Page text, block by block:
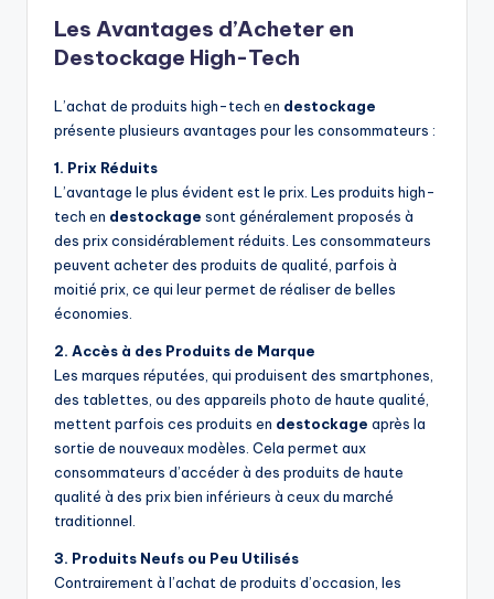
Les Avantages d’Acheter en
Destockage High-Tech
L’achat de produits high-tech en destockage
présente plusieurs avantages pour les consommateurs :
1. Prix Réduits
L’avantage le plus évident est le prix. Les produits high-
tech en destockage sont généralement proposés à
des prix considérablement réduits. Les consommateurs
peuvent acheter des produits de qualité, parfois à
moitié prix, ce qui leur permet de réaliser de belles
économies.
2. Accès à des Produits de Marque
Les marques réputées, qui produisent des smartphones,
des tablettes, ou des appareils photo de haute qualité,
mettent parfois ces produits en destockage après la
sortie de nouveaux modèles. Cela permet aux
consommateurs d’accéder à des produits de haute
qualité à des prix bien inférieurs à ceux du marché
traditionnel.
3. Produits Neufs ou Peu Utilisés
Contrairement à l’achat de produits d’occasion, les